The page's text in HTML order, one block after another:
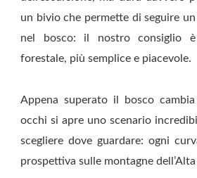
un bivio che permette di seguire
nel bosco: il nostro consiglio
forestale, più semplice e piacevole.
Appena superato il bosco
occhi si apre uno scenario
scegliere dove guardare: ogni
prospettiva sulle montagne dell’Alta